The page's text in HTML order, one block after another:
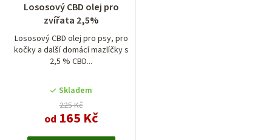
Lososový CBD olej pro
zvířata 2,5%
Lososový CBD olej pro psy, pro
kočky a další domácí mazlíčky s
2,5 % CBD...
Skladem
225 Kč
od 165 Kč